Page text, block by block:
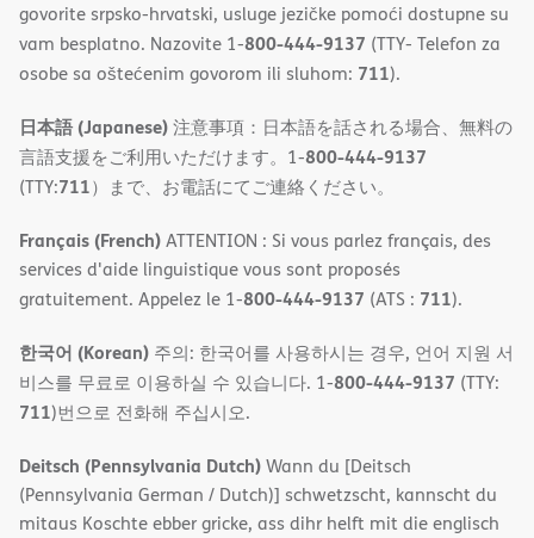
govorite srpsko-hrvatski, usluge jezičke pomoći dostupne su
vam besplatno. Nazovite 1-800-444-9137 (TTY- Telefon za
osobe sa oštećenim govorom ili sluhom: 711).
日本語 (Japanese)注意事項：日本語を話される場合、無料の
言語支援をご利用いただけます。1-800-444-9137
(TTY:711）まで、お電話にてご連絡ください。
Français (French)ATTENTION : Si vous parlez français, des
services d'aide linguistique vous sont proposés
gratuitement. Appelez le 1-800-444-9137 (ATS : 711).
한국어 (Korean) 주의: 한국어를 사용하시는 경우, 언어 지원 서
비스를 무료로 이용하실 수 있습니다. 1-800-444-9137 (TTY:
711)번으로 전화해 주십시오.
Deitsch (Pennsylvania Dutch)Wann du [Deitsch
(Pennsylvania German / Dutch)] schwetzscht, kannscht du
mitaus Koschte ebber gricke, ass dihr helft mit die englisch